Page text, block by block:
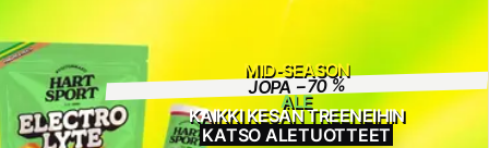
MID-SEASON
JOPA −70 %
ALE
KAIKKI KESÄN TREENEIHIN
KATSO ALETUOTTEET